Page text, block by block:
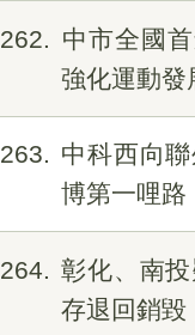
262
中市全國
強化運動發
263
中科西向
博第一哩路
264
彰化、南
存退回銷毀